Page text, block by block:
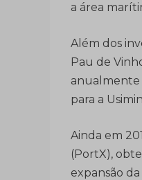
a área
Além dos
Pau de
anualmente
para a
Ainda em
(PortX),
expansão